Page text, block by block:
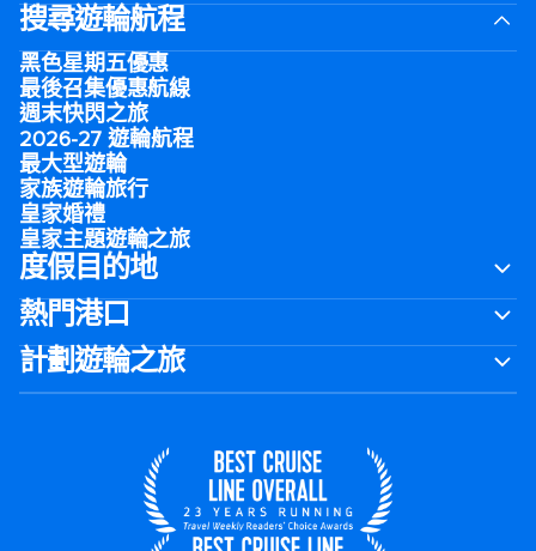
搜尋遊輪航程
黑色星期五優惠
最後召集優惠航線
週末快閃之旅
2026-27 遊輪航程
最大型遊輪
家族遊輪旅行
皇家婚禮
皇家主題遊輪之旅
度假目的地
熱門港口
計劃遊輪之旅